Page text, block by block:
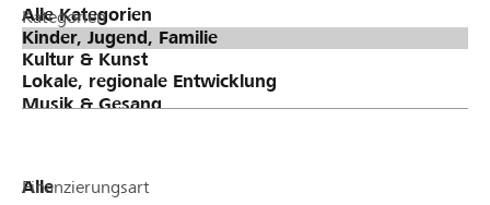
Kategorien
Finanzierungsart